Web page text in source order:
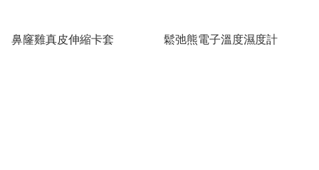
鼻窿雞真皮伸縮卡套 鬆弛熊電子溫度濕度計